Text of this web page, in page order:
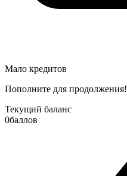
Мало кредитов
Пополните для продолжения!
Текущий баланс
0баллов